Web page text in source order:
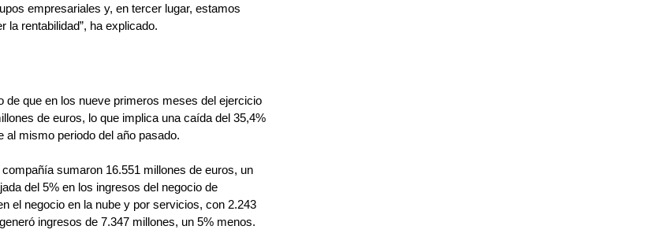
empresariales y, en tercer lugar, estamos
la rentabilidad”, ha explicado.
de que en los nueve primeros meses del ejercicio
de euros, lo que implica una caída del 35,4%
mismo periodo del año pasado.
sumaron 16.551 millones de euros, un
del 5% en los ingresos del negocio de
el negocio en la nube y por servicios, con 2.243
ingresos de 7.347 millones, un 5% menos.